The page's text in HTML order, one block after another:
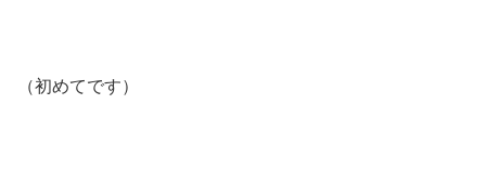
（初めてです）